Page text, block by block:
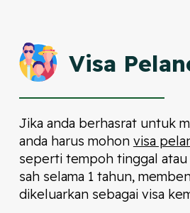
Visa
Jika anda berhasrat untuk
anda harus mohon visa
seperti tempoh tinggal atau
sah selama 1 tahun,
dikeluarkan sebagai visa